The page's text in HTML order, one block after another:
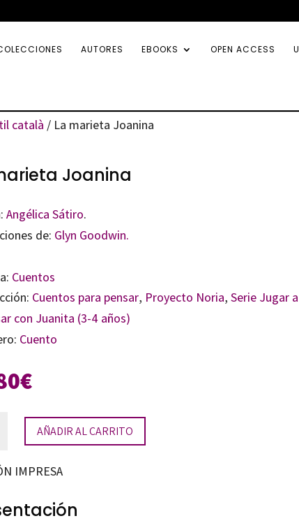
AUTORES EBOOKS OPEN ACCESS
català / La marieta Joanina
Joanina
Angélica Sátiro.
de: Glyn Goodwin.
Cuentos
Cuentos para pensar, Proyecto Noria, Serie Jugar a
con Juanita (3-4 años)
Cuento
€
AÑADIR AL CARRITO
IMPRESA